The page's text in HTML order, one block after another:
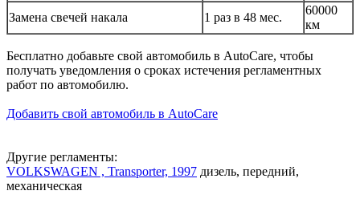
Замена свечей накала 1 раз в 48 мес.
60000
км
Бесплатно добавьте свой автомобиль в AutoCare, чтобы
получать уведомления о сроках истечения регламентных
работ по автомобилю.
Добавить свой автомобиль в AutoCare
Другие регламенты:
VOLKSWAGEN , Transporter, 1997 дизель, передний,
механическая